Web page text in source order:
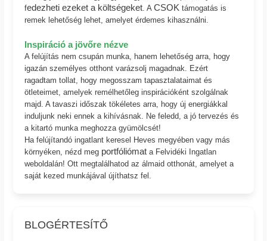
fedezheti ezeket a költségeket . ACSOK támogatás is
remek lehetőség lehet, amelyet érdemes kihasználni.
Inspiráció a jövőre nézve
A felújítás nem csupán munka, hanem lehetőség arra, hogy
igazán személyes otthont varázsolj magadnak. Ezért
ragadtam tollat, hogy megosszam tapasztalataimat és
ötleteimet, amelyek remélhetőleg inspirációként szolgálnak
majd. A tavaszi időszak tökéletes arra, hogy új energiákkal
induljunk neki ennek a kihívásnak. Ne feledd, a jó tervezés és
a kitartó munka meghozza gyümölcsét!
Ha felújítandó ingatlant keresel Heves megyében vagy más
környéken, nézd meg portfóliómat a Felvidéki Ingatlan
weboldalán! Ott megtalálhatod az álmaid otthonát, amelyet a
saját kezed munkájával újíthatsz fel.
BLOGÉRTESÍTŐ